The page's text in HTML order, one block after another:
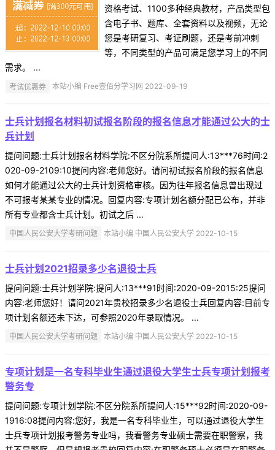
资格考试、1100多种经典教材，产品类型包
含电子书、题库、全套资料以及视频，无论
您是考研复习、考证刷题，还是考前冲刺
等，不同类型的产品可满足您学习上的不同
需求。 ...
考试优惠券 本站小编 Free壹佰分学习网 2022-09-19
士兵计划报名材料初试报名阶段的报名信息才能通过公大的士
兵计划
提问问题:士兵计划报名材料学院:不区分院系所提问人:13***76时间:2
020-09-2109:10提问内容:老师您好。请问初试报名阶段的报名信息
如何才能通过公大的士兵计划资格审核。因为往年报名信息曾出现过
不可报考某某专业的情况。回复内容:专项计划名额分配已公布，并非
所有专业都含士兵计划。初试之后 ...
中国人民公安大学考研问题 本站小编 中国人民公安大学 2022-10-15
士兵计划2021招录多少名退役士兵
提问问题:士兵计划学院:提问人:13***91时间:2020-09-2015:25提问
内容:老师您好！请问2021年贵校招录多少名退役士兵回复内容:目前专
项计划名额还未下达，可参照2020年录取情况。 ...
中国人民公安大学考研问题 本站小编 中国人民公安大学 2022-10-15
专项计划是一名专科毕业生通过退役大学生士兵专项计划报考
警务专
提问问题:专项计划学院:不区分院系所提问人:15***92时间:2020-09-
1916:08提问内容:您好，我是一名专科毕业生，可以通过退役大学生
士兵专项计划报考警务专业吗，我看警务专业硕士需要在职警察，我